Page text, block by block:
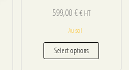
599,00 € € HT
Au sol
Select options